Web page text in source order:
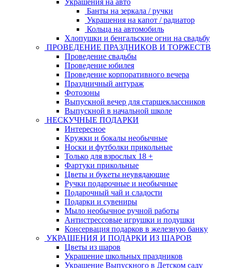
Украшения на авто
Банты на зеркала / ручки
Украшения на капот / радиатор
Кольца на автомобиль
Хлопушки и бенгальские огни на свадьбу
ПРОВЕДЕНИЕ ПРАЗДНИКОВ И ТОРЖЕСТВ
Проведение свадьбы
Проведение юбилея
Проведение корпоративного вечера
Праздничный антураж
Фотозоны
Выпускной вечер для старшеклассников
Выпускной в начальной школе
НЕСКУЧНЫЕ ПОДАРКИ
Интересное
Кружки и бокалы необычные
Носки и футболки прикольные
Только для взрослых 18 +
Фартуки прикольные
Цветы и букеты неувядающие
Ручки подарочные и необычные
Подарочный чай и сладости
Подарки и сувениры
Мыло необычное ручной работы
Антистрессовые игрушки и подушки
Консервация подарков в железную банку
УКРАШЕНИЯ И ПОДАРКИ ИЗ ШАРОВ
Цветы из шаров
Украшение школьных праздников
Украшение Выпускного в Детском саду